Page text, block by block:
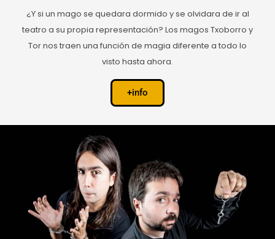
¿Y si un mago se quedara dormido y se olvidara de ir al
teatro a su propia representación? Los magos Txoborro y
Tor nos traen una función de magia diferente a todo lo
visto hasta ahora.
+info